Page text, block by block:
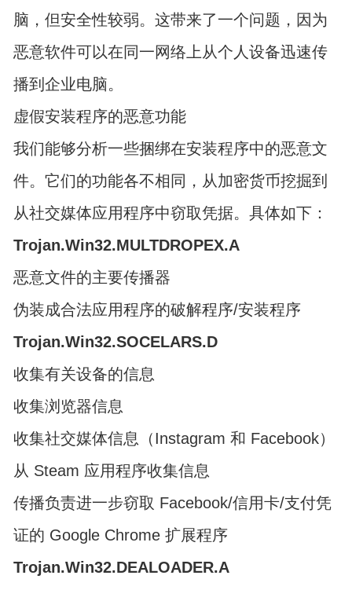
脑，但安全性较弱。这带来了一个问题，因为
恶意软件可以在同一网络上从个人设备迅速传
播到企业电脑。
虚假安装程序的恶意功能
我们能够分析一些捆绑在安装程序中的恶意文
件。它们的功能各不相同，从加密货币挖掘到
从社交媒体应用程序中窃取凭据。具体如下：
Trojan.Win32.MULTDROPEX.A
恶意文件的主要传播器
伪装成合法应用程序的破解程序/安装程序
Trojan.Win32.SOCELARS.D
收集有关设备的信息
收集浏览器信息
收集社交媒体信息（Instagram 和 Facebook）
从 Steam 应用程序收集信息
传播负责进一步窃取 Facebook/信用卡/支付凭
证的 Google Chrome 扩展程序
Trojan.Win32.DEALOADER.A